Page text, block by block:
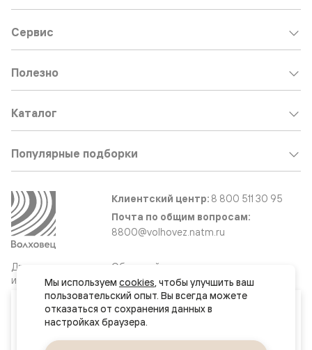
Ваш город
Двери
и интерьерные
решения
Сервис
Полезно
Каталог
Популярные подборки
Клиентский центр: 8 800 511 30 95
Почта по общим вопросам:
8800@volhovez.natm.ru
Обратный звонок
Сайт не является публичной офертой
Правовая информация
Мы используем cookies, чтобы улучшить ваш
пользовательский опыт. Вы всегда можете
отказаться от сохранения данных в